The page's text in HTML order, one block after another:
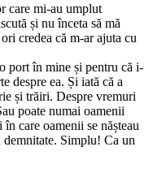
care mi-au umplut
și nu înceta să mă
credea că m-ar ajuta cu
port în mine și pentru că i-
despre ea. Și iată că a
și trăiri. Despre vremuri
poate numai oamenii
care oamenii se nășteau
Simplu! Ca un